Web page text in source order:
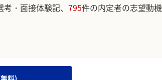
の投稿は下記の一覧からご確認ください。
考・面接体験記、 795件の内定者の志望動機
料)